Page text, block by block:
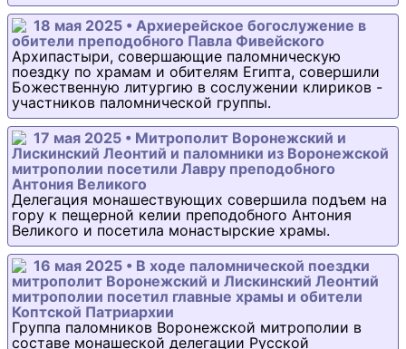
18 мая 2025 • Архиерейское богослужение в
обители преподобного Павла Фивейского
Архипастыри, совершающие паломническую
поездку по храмам и обителям Египта, совершили
Божественную литургию в сослужении клириков -
участников паломнической группы.
17 мая 2025 • Митрополит Воронежский и
Лискинский Леонтий и паломники из Воронежской
митрополии посетили Лавру преподобного
Антония Великого
Делегация монашествующих совершила подъем на
гору к пещерной келии преподобного Антония
Великого и посетила монастырские храмы.
16 мая 2025 • В ходе паломнической поездки
митрополит Воронежский и Лискинский Леонтий
митрополии посетил главные храмы и обители
Коптской Патриархии
Группа паломников Воронежской митрополии в
составе монашеской делегации Русской